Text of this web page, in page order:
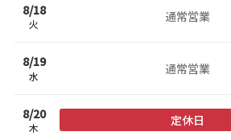
8/18
火 通常営業
8/19
水 通常営業
8/20
木 定休日